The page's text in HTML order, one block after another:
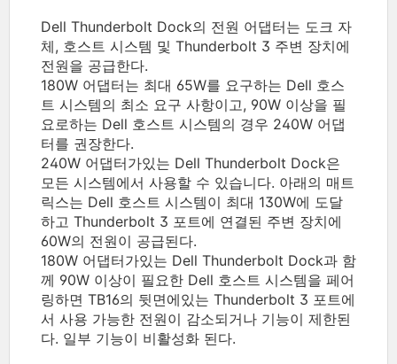
Dell Thunderbolt Dock의 전원 어댑터는 도크 자
체, 호스트 시스템 및 Thunderbolt 3 주변 장치에
전원을 공급한다.
180W 어댑터는 최대 65W를 요구하는 Dell 호스
트 시스템의 최소 요구 사항이고, 90W 이상을 필
요로하는 Dell 호스트 시스템의 경우 240W 어댑
터를 권장한다.
240W 어댑터가있는 Dell Thunderbolt Dock은
모든 시스템에서 사용할 수 있습니다. 아래의 매트
릭스는 Dell 호스트 시스템이 최대 130W에 도달
하고 Thunderbolt 3 포트에 연결된 주변 장치에
60W의 전원이 공급된다.
180W 어댑터가있는 Dell Thunderbolt Dock과 함
께 90W 이상이 필요한 Dell 호스트 시스템을 페어
링하면 TB16의 뒷면에있는 Thunderbolt 3 포트에
서 사용 가능한 전원이 감소되거나 기능이 제한된
다. 일부 기능이 비활성화 된다.